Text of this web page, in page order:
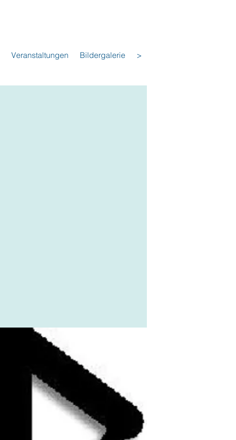
Veranstaltungen Bildergalerie >